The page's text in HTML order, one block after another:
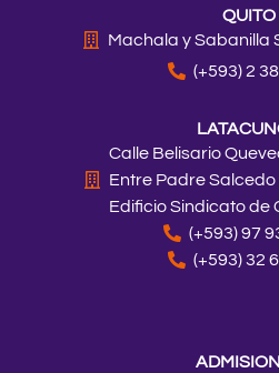
QUITO
Machala y Sabanilla
(+593) 2
Calle Belisario
Entre Padre Salcedo
Edificio Sindicato de
(+593) 97
(+593) 32